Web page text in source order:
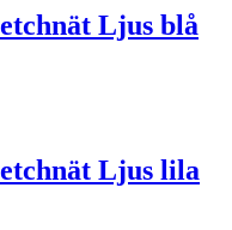
Ljus blå
Ljus lila